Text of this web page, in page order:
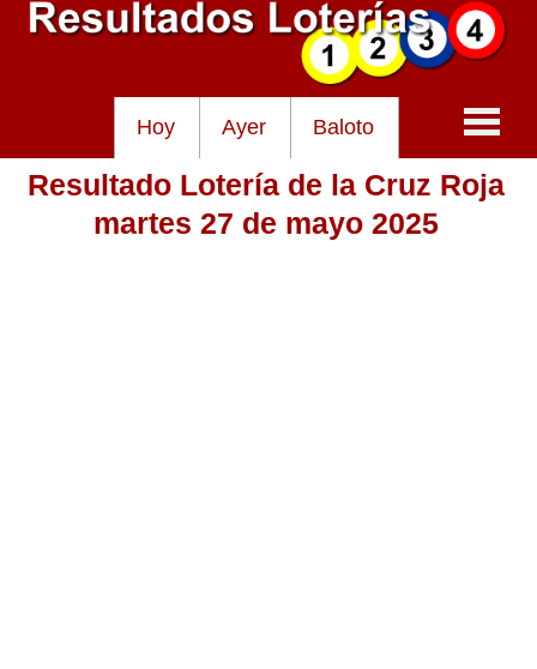
Hoy Ayer Baloto
Baloto
Resultado Lotería de la Cruz Roja
martes 27 de mayo 2025